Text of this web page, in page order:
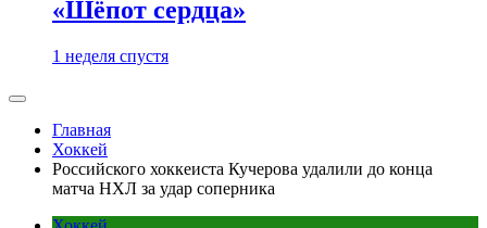
«Шёпот сердца»
1 неделя спустя
Главная
Хоккей
Российского хоккеиста Кучерова удалили до конца
матча НХЛ за удар соперника